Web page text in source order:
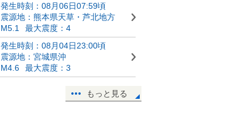
発生時刻：08月06日07:59頃
震源地：熊本県天草・芦北地方
M5.1
最大震度：4
発生時刻：08月04日23:00頃
震源地：宮城県沖
M4.6
最大震度：3
もっと見る